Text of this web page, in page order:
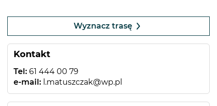
Kontakt
Tel: 61 444 00 79
e-mail: l.matuszczak@wp.pl
−
Wyznacz trasę